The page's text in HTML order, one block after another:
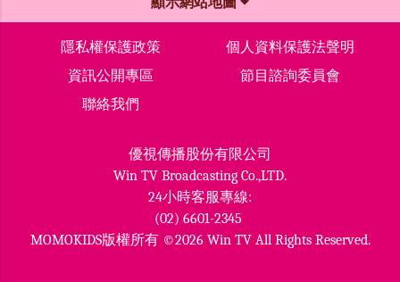
隱私權保護政策
個人資料保護法聲明
資訊公開專區
節目諮詢委員會
聯絡我們
優視傳播股份有限公司
Win TV Broadcasting Co.,LTD.
24小時客服專線:
(02) 6601-2345
MOMOKIDS版權所有 ©2026 Win TV All Rights Reserved.